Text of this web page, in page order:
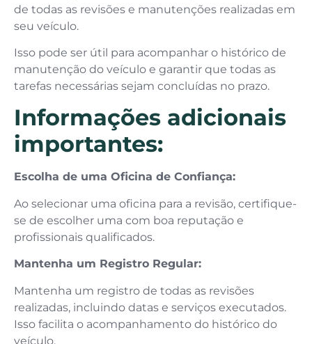
de todas as revisões e manutenções realizadas em
seu veículo.
Isso pode ser útil para acompanhar o histórico de
manutenção do veículo e garantir que todas as
tarefas necessárias sejam concluídas no prazo.
Informações adicionais
importantes:
Escolha de uma Oficina de Confiança:
Ao selecionar uma oficina para a revisão, certifique-
se de escolher uma com boa reputação e
profissionais qualificados.
Mantenha um Registro Regular:
Mantenha um registro de todas as revisões
realizadas, incluindo datas e serviços executados.
Isso facilita o acompanhamento do histórico do
veículo.